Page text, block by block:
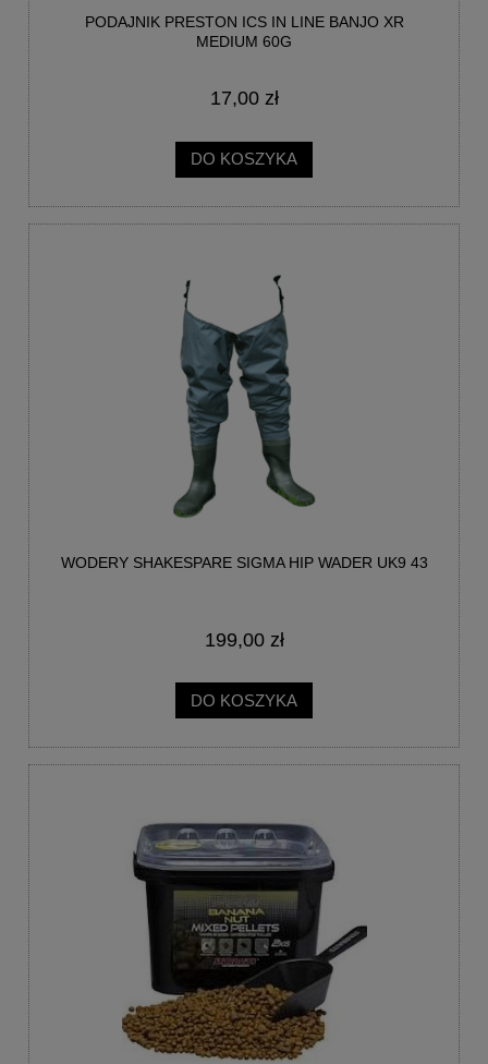
PODAJNIK PRESTON ICS IN LINE BANJO XR
MEDIUM 60G
17,00 zł
DO KOSZYKA
WODERY SHAKESPARE SIGMA HIP WADER UK9 43
199,00 zł
DO KOSZYKA